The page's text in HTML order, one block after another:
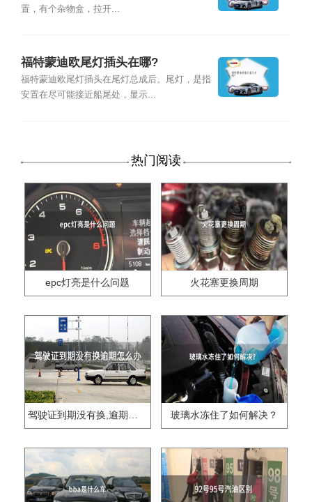
置，有个杂物盒，拉开...
福特蒙迪欧尾灯插头在哪?
福特蒙迪欧尾灯插头在尾灯总成后。尾灯，是指
安置在尽可能接近船尾处，显示...
热门阅读
epc灯亮是什么问题 火花塞更换周期
驾驶证到期没有换,逾期怎么办?? 玻璃水冻住了如何解决？